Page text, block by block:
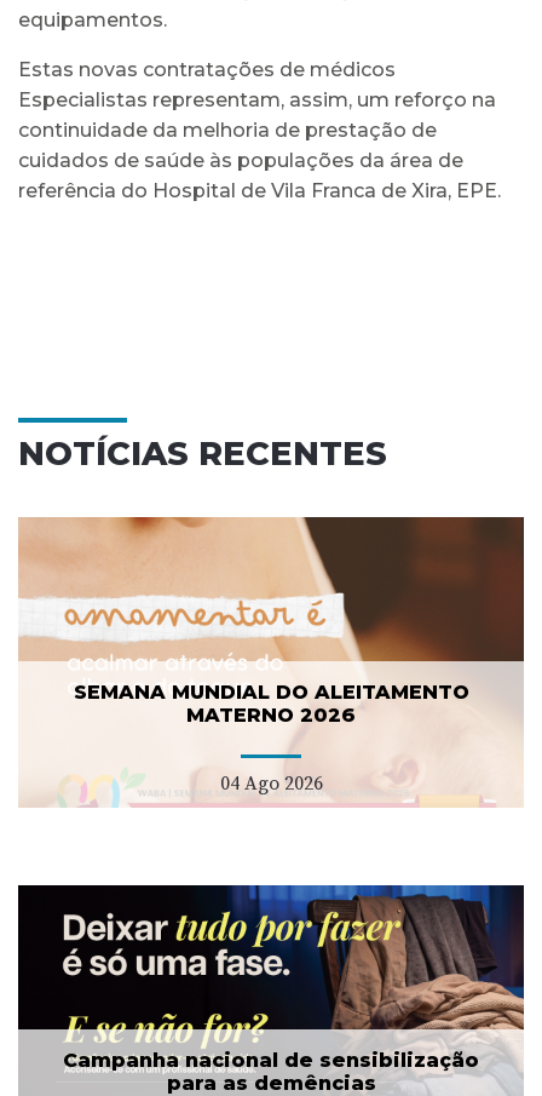
equipamentos.
Estas novas contratações de médicos
Especialistas representam, assim, um reforço na
continuidade da melhoria de prestação de
cuidados de saúde às populações da área de
referência do Hospital de Vila Franca de Xira, EPE.
NOTÍCIAS RECENTES
SEMANA MUNDIAL DO ALEITAMENTO
MATERNO 2026
04 Ago 2026
Campanha nacional de sensibilização
para as demências